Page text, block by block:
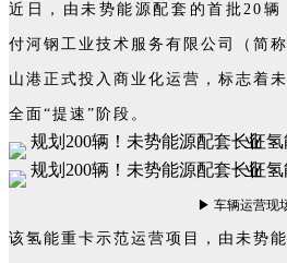
近日，由未势能源配套的首批20
付河钢工业技术服务有限公司（简
山港正式投入商业化运营，标志着
全面“提速”阶段。
▶ 车辆运营现
该氢能重卡示范运营项目，由未势